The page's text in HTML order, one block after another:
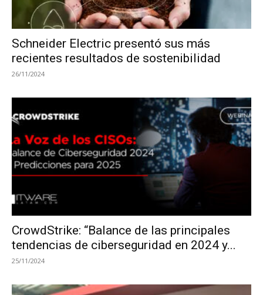
Schneider Electric presentó sus más
recientes resultados de sostenibilidad
26/11/2024
CrowdStrike: “Balance de las principales
tendencias de ciberseguridad en 2024 y...
25/11/2024